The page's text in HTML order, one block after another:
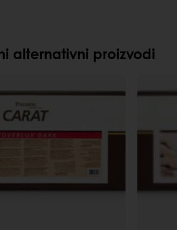
alternativni proizvodi